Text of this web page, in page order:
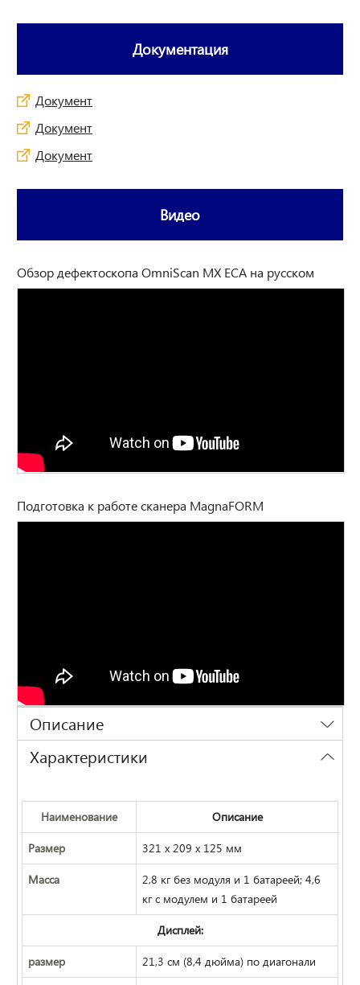
Документация
Документ
Документ
Документ
Видео
Обзор дефектоскопа OmniScan MX ECA на русском
Подготовка к работе сканера MagnaFORM
Описание
Характеристики
Наименование Описание
Размер 321 х 209 х 125 мм
Масса
2,8 кг без модуля и 1 батареей; 4,6
кг с модулем и 1 батареей
Дисплей:
размер 21,3 см (8,4 дюйма) по диагонали